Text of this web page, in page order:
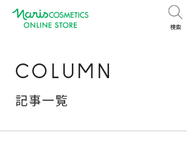
検索
COLUMN
記事一覧